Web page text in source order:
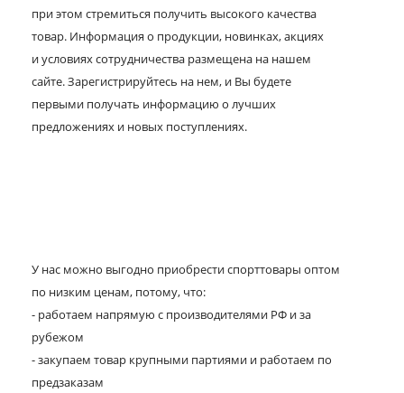
при этом стремиться получить высокого качества
товар. Информация о продукции, новинках, акциях
и условиях сотрудничества размещена на нашем
сайте. Зарегистрируйтесь на нем, и Вы будете
первыми получать информацию о лучших
предложениях и новых поступлениях.
У нас можно выгодно приобрести спорттовары оптом
по низким ценам, потому, что:
- работаем напрямую с производителями РФ и за
рубежом
- закупаем товар крупными партиями и работаем по
предзаказам